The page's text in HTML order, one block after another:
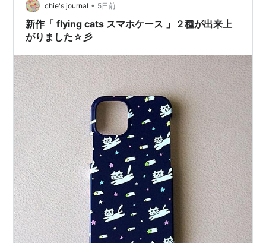
chie's journal • 5日前
新作「 flying cats スマホケース 」２種が出来上
がりました☆彡